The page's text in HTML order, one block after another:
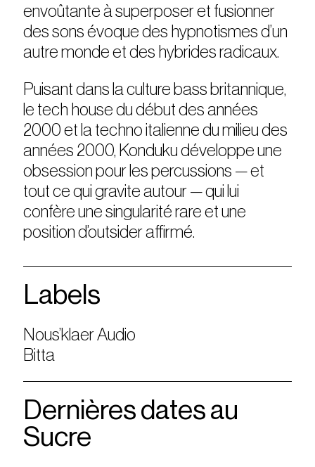
envoûtante à superposer et fusionner
des sons évoque des hypnotismes d’un
autre monde et des hybrides radicaux.
Puisant dans la culture bass britannique,
le tech house du début des années
2000 et la techno italienne du milieu des
années 2000, Konduku développe une
obsession pour les percussions — et
tout ce qui gravite autour — qui lui
confère une singularité rare et une
position d’outsider affirmé.
Labels
Nous’klaer Audio
Bitta
Dernières dates au
Sucre